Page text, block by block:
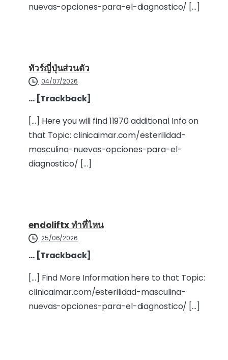
nuevas-opciones-para-el-diagnostico/ […]
ทัวร์ญี่ปุ่นส่วนตัว
04/07/2026
… [Trackback]
[…] Here you will find 11970 additional Info on
that Topic: clinicaimar.com/esterilidad-
masculina-nuevas-opciones-para-el-
diagnostico/ […]
endoliftx ทำที่ไหน
25/06/2026
… [Trackback]
[…] Find More Information here to that Topic:
clinicaimar.com/esterilidad-masculina-
nuevas-opciones-para-el-diagnostico/ […]